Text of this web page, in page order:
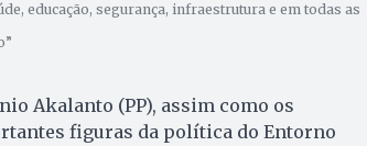
educação, segurança, infraestrutura e em todas as
Akalanto (PP), assim como os
figuras da política do Entorno